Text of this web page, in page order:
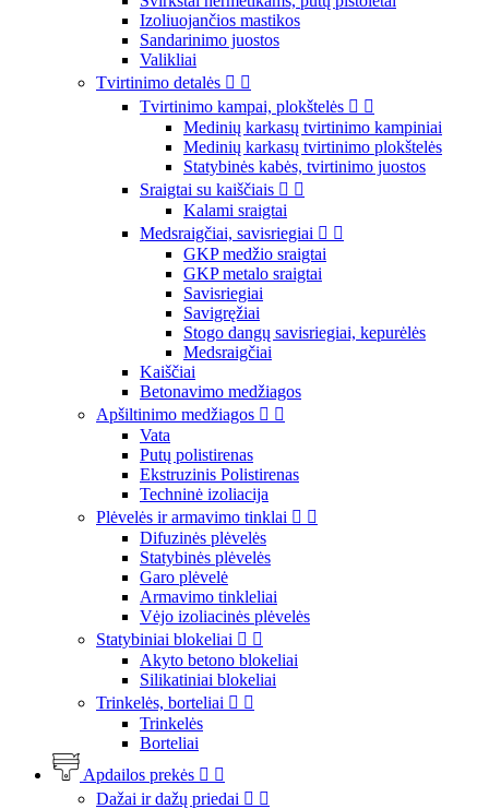
Izoliuojančios mastikos
Sandarinimo juostos
Valikliai
Tvirtinimo detalės  
Tvirtinimo kampai, plokštelės  
Medinių karkasų tvirtinimo kampiniai
Medinių karkasų tvirtinimo plokštelės
Statybinės kabės, tvirtinimo juostos
Sraigtai su kaiščiais  
Kalami sraigtai
Medsraigčiai, savisriegiai  
GKP medžio sraigtai
GKP metalo sraigtai
Savisriegiai
Savigręžiai
Stogo dangų savisriegiai, kepurėlės
Medsraigčiai
Kaiščiai
Betonavimo medžiagos
Apšiltinimo medžiagos  
Vata
Putų polistirenas
Ekstruzinis Polistirenas
Techninė izoliacija
Plėvelės ir armavimo tinklai  
Difuzinės plėvelės
Statybinės plėvelės
Garo plėvelė
Armavimo tinkleliai
Vėjo izoliacinės plėvelės
Statybiniai blokeliai  
Akyto betono blokeliai
Silikatiniai blokeliai
Trinkelės, borteliai  
Trinkelės
Borteliai
Apdailos prekės  
Dažai ir dažų priedai  